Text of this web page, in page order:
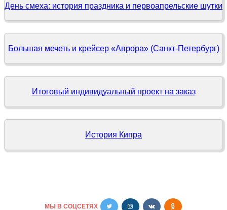
День смеха: история праздника и первоапрельские шутки
Большая мечеть и крейсер «Аврора» (Санкт-Петербург)
Итоговый индивидуальный проект на заказ
История Кипра
МЫ В СОЦСЕТЯХ